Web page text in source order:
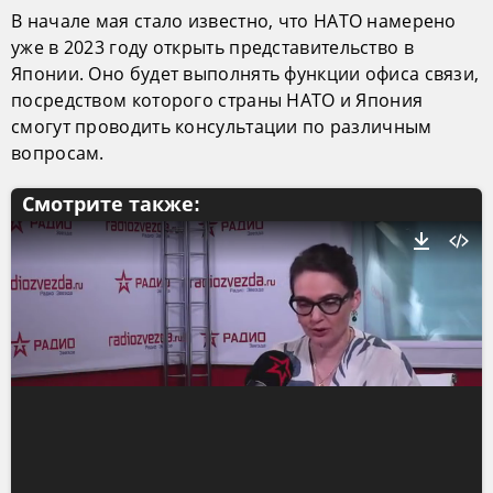
В начале мая стало известно, что НАТО намерено
уже в 2023 году открыть представительство в
Японии. Оно будет выполнять функции офиса связи,
посредством которого страны НАТО и Япония
смогут проводить консультации по различным
вопросам.
Смотрите также: